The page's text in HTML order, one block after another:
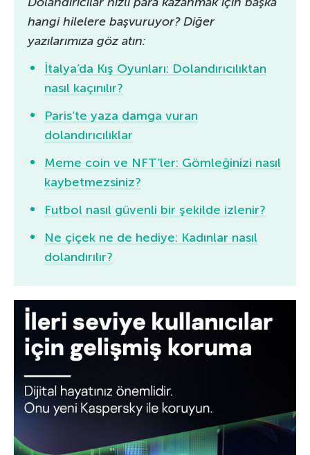
hangi hilelere başvuruyor? Diğer
yazılarımıza göz atın:
İtalya’da Kış Oyunları: Dolandırıcılıktan
nasıl kaçınılır?
Paris’te yaza damga vuran
dolandırıcılıklar
Meme coin ve NFT’ler: Gömleğinizi nasıl
kaybetmezsiniz?
Futbol nasıl güvenli bir şekilde izlenir?
Ne çiçek ne de hediye: Kadınlar nasıl
dolandırılır?